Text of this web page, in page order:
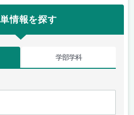
情報を探す
学部学科